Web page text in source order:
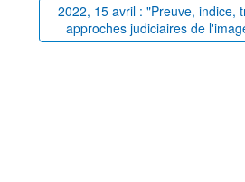
2022, 15 avril : "Preuve, indice,
approches judiciaires de